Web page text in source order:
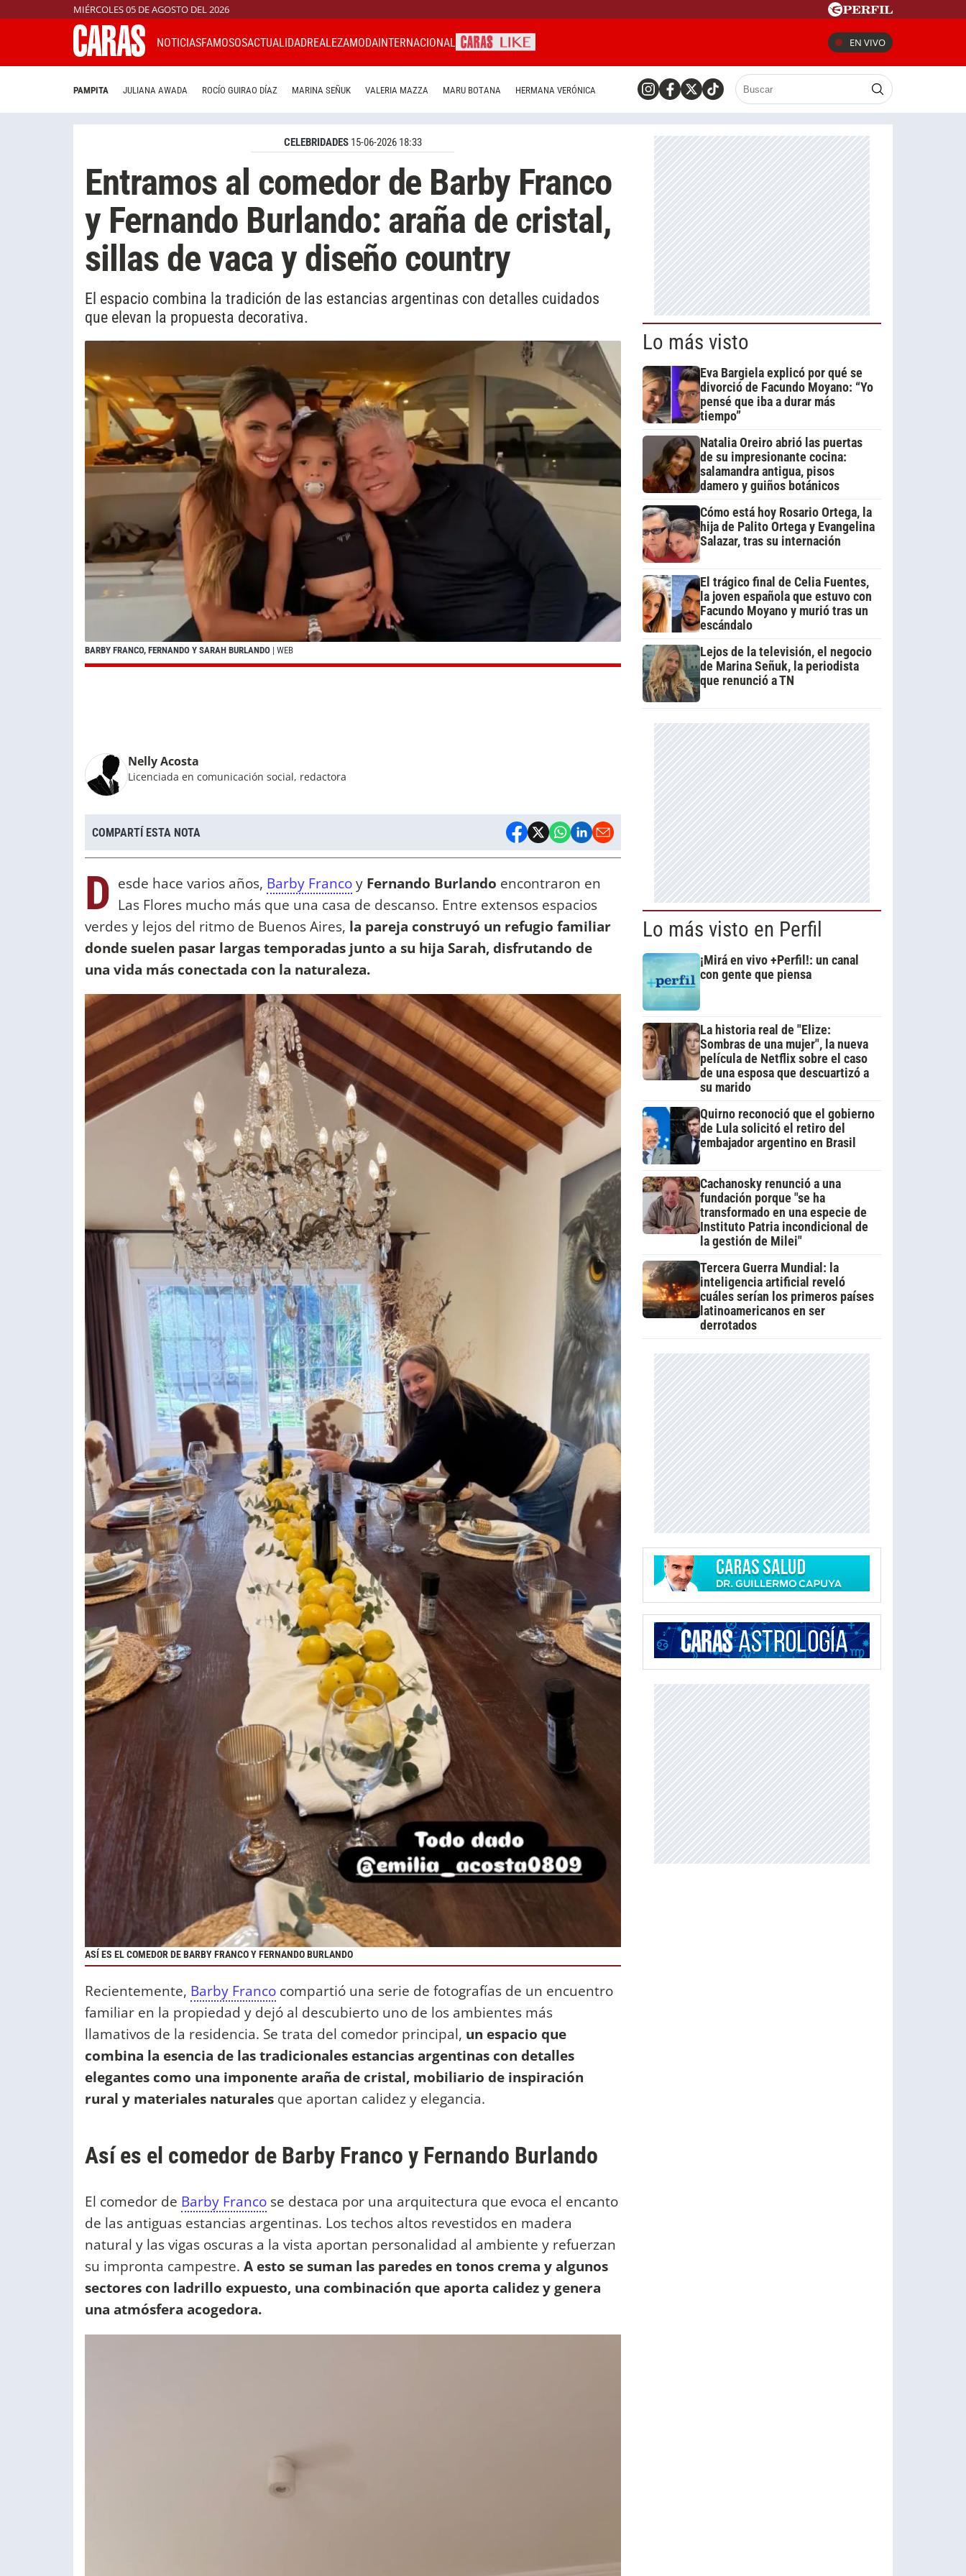
MIÉRCOLES 05 DE AGOSTO DEL 2026
NOTICIASFAMOSOSACTUALIDADREALEZAMODAINTERNACIONAL EN VIVO
PAMPITA JULIANA AWADA ROCÍO GUIRAO DÍAZ MARINA SEÑUK VALERIA MAZZA MARU BOTANA HERMANA VERÓNICA
CELEBRIDADES 15-06-2026 18:33
Entramos al comedor de Barby Franco
y Fernando Burlando: araña de cristal,
sillas de vaca y diseño country
El espacio combina la tradición de las estancias argentinas con detalles cuidados
que elevan la propuesta decorativa.
BARBY FRANCO, FERNANDO Y SARAH BURLANDO | WEB
Nelly Acosta
Licenciada en comunicación social, redactora
COMPARTÍ ESTA NOTA
D esde hace varios años, Barby Francoy Fernando Burlando encontraron en
Las Flores mucho más que una casa de descanso. Entre extensos espacios
verdes y lejos del ritmo de Buenos Aires, la pareja construyó un refugio familiar
donde suelen pasar largas temporadas junto a su hija Sarah, disfrutando de
una vida más conectada con la naturaleza.
ASÍ ES EL COMEDOR DE BARBY FRANCO Y FERNANDO BURLANDO
Recientemente, Barby Franco compartió una serie de fotografías de un encuentro
familiar en la propiedad y dejó al descubierto uno de los ambientes más
llamativos de la residencia. Se trata del comedor principal, un espacio que
combina la esencia de las tradicionales estancias argentinas con detalles
elegantes como una imponente araña de cristal, mobiliario de inspiración
rural y materiales naturales que aportan calidez y elegancia.
Así es el comedor de Barby Franco y Fernando Burlando
El comedor de Barby Franco se destaca por una arquitectura que evoca el encanto
de las antiguas estancias argentinas. Los techos altos revestidos en madera
natural y las vigas oscuras a la vista aportan personalidad al ambiente y refuerzan
su impronta campestre. A esto se suman las paredes en tonos crema y algunos
sectores con ladrillo expuesto, una combinación que aporta calidez y genera
una atmósfera acogedora.
Lo más visto
Eva Bargiela explicó por qué se
divorció de Facundo Moyano: “Yo
pensé que iba a durar más
tiempo”
Natalia Oreiro abrió las puertas
de su impresionante cocina:
salamandra antigua, pisos
damero y guiños botánicos
Cómo está hoy Rosario Ortega, la
hija de Palito Ortega y Evangelina
Salazar, tras su internación
El trágico final de Celia Fuentes,
la joven española que estuvo con
Facundo Moyano y murió tras un
escándalo
Lejos de la televisión, el negocio
de Marina Señuk, la periodista
que renunció a TN
Lo más visto en Perfil
¡Mirá en vivo +Perfil!: un canal
con gente que piensa
La historia real de "Elize:
Sombras de una mujer", la nueva
película de Netflix sobre el caso
de una esposa que descuartizó a
su marido
Quirno reconoció que el gobierno
de Lula solicitó el retiro del
embajador argentino en Brasil
Cachanosky renunció a una
fundación porque "se ha
transformado en una especie de
Instituto Patria incondicional de
la gestión de Milei"
Tercera Guerra Mundial: la
inteligencia artificial reveló
cuáles serían los primeros países
latinoamericanos en ser
derrotados